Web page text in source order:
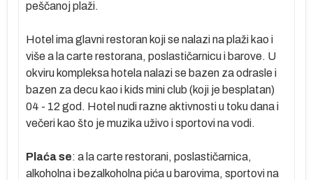
peščanoj plaži.
Hotel ima glavni restoran koji se nalazi na plaži kao i
više a la carte restorana, poslastičarnicu i barove. U
okviru kompleksa hotela nalazi se bazen za odrasle i
bazen za decu kao i kids mini club (koji je besplatan)
04 - 12 god. Hotel nudi razne aktivnosti u toku dana i
večeri kao što je muzika uživo i sportovi na vodi.
Plaća se: a la carte restorani, poslastičarnica,
alkoholna i bezalkoholna pića u barovima, sportovi na